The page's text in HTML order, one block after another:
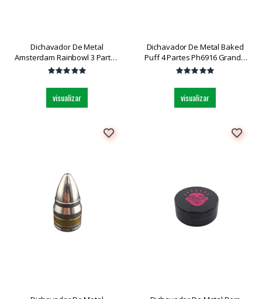
Dichavador De Metal
Amsterdam Rainbowl 3 Partes
Medio Dk5916-3 Und
visualizar
Dichavador De Metal Baked
Puff 4 Partes Ph6916 Grande
Und
visualizar